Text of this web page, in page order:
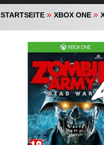
STARTSEITE » XBOX ONE »